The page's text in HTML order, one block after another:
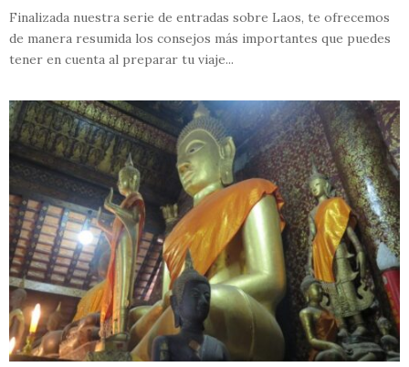
Finalizada nuestra serie de entradas sobre Laos, te ofrecemos
de manera resumida los consejos más importantes que puedes
tener en cuenta al preparar tu viaje...